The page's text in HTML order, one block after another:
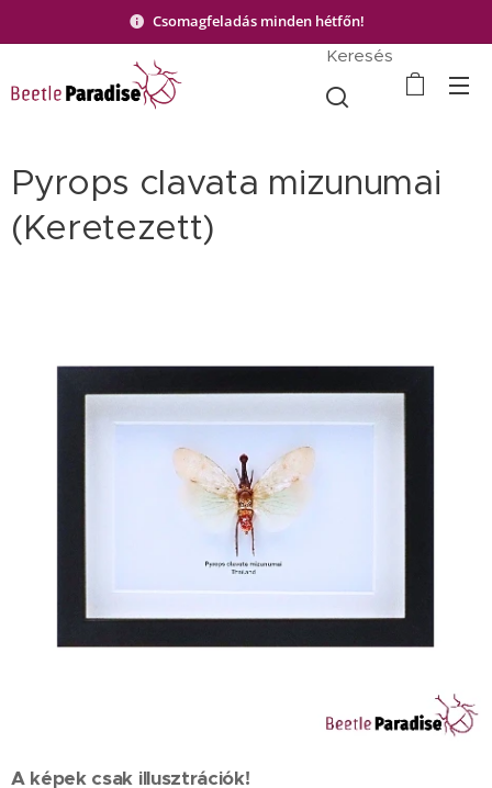
Csomagfeladás minden hétfőn!
Keresés
Pyrops clavata mizunumai
(Keretezett)
A képek csak illusztrációk!